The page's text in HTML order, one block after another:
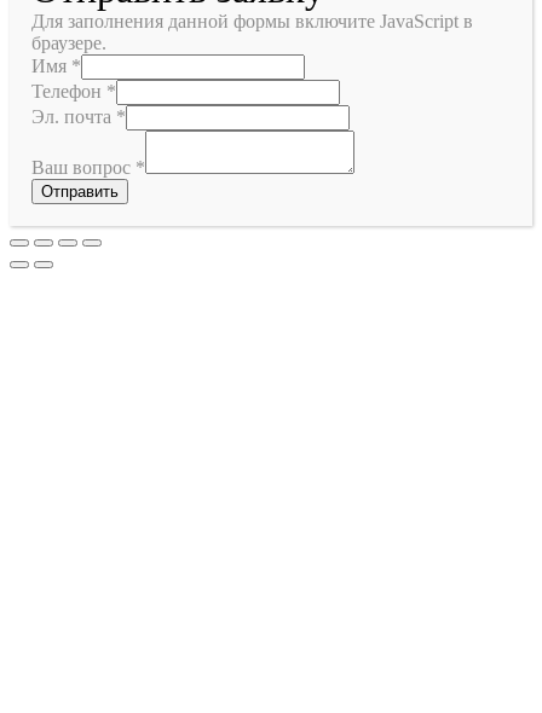
Для заполнения данной формы включите JavaScript в
браузере.
Имя *
Телефон *
Эл. почта *
Ваш вопрос *
Отправить